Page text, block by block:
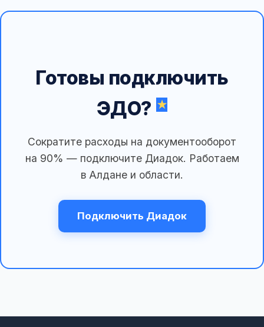
Готовы подключить
ЭДО?
Сократите расходы на документооборот
на 90% — подключите Диадок. Работаем
в Алдане и области.
Подключить Диадок